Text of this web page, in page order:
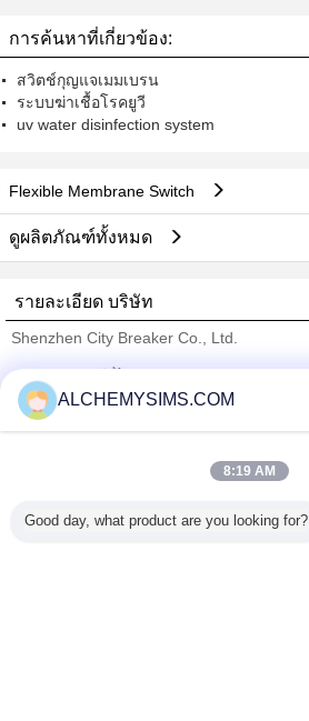
การค้นหาที่เกี่ยวข้อง:
สวิตช์กุญแจเมมเบรน
ระบบฆ่าเชื้อโรคยูวี
uv water disinfection system
Flexible Membrane Switch
ดูผลิตภัณฑ์ทั้งหมด
รายละเอียด บริษัท
Shenzhen City Breaker Co., Ltd.
Trust Seal
Verified Suplier
ผลิตภัณฑ์ทั้งหมด
ALCHEMYSIMS.COM
8:19 AM
Good day, what product are you looking for?